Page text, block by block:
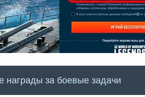
награды за боевые задачи